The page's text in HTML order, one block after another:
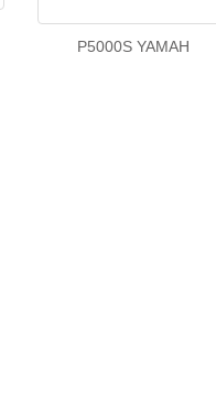
P5000S YAMAH